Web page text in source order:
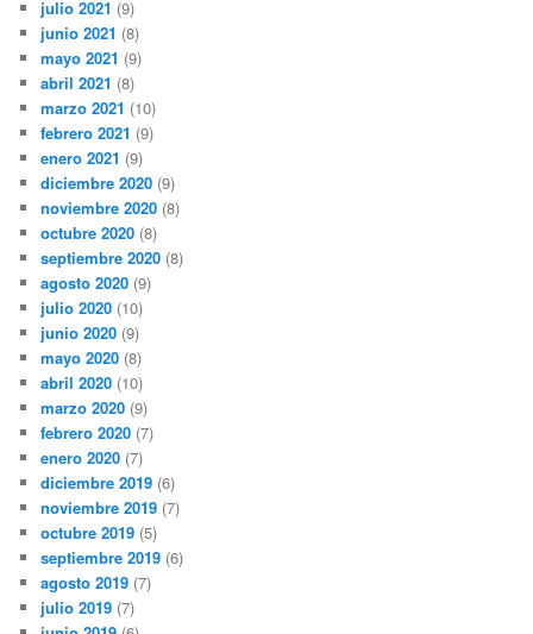
julio 2021 (9)
junio 2021 (8)
mayo 2021 (9)
abril 2021 (8)
marzo 2021 (10)
febrero 2021 (9)
enero 2021 (9)
diciembre 2020 (9)
noviembre 2020 (8)
octubre 2020 (8)
septiembre 2020 (8)
agosto 2020 (9)
julio 2020 (10)
junio 2020 (9)
mayo 2020 (8)
abril 2020 (10)
marzo 2020 (9)
febrero 2020 (7)
enero 2020 (7)
diciembre 2019 (6)
noviembre 2019 (7)
octubre 2019 (5)
septiembre 2019 (6)
agosto 2019 (7)
julio 2019 (7)